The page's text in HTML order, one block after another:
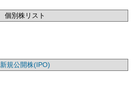
個別株リスト
新規公開株(IPO)